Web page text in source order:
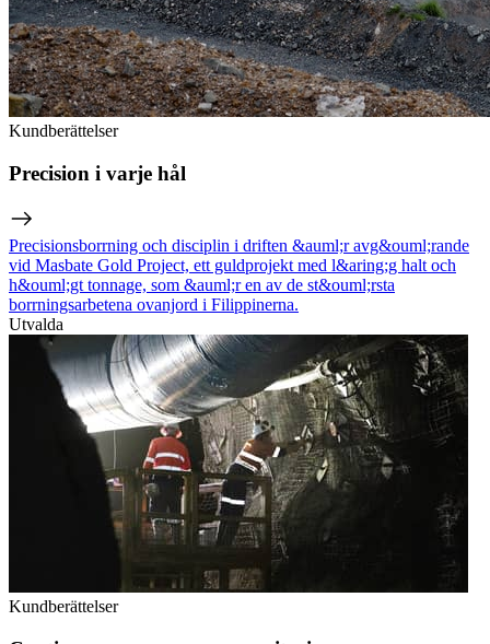
Kundberättelser
Precision i varje hål
Precisionsborrning och disciplin i driften &auml;r avg&ouml;rande
vid Masbate Gold Project, ett guldprojekt med l&aring;g halt och
h&ouml;gt tonnage, som &auml;r en av de st&ouml;rsta
borrningsarbetena ovanjord i Filippinerna.
Utvalda
Kundberättelser